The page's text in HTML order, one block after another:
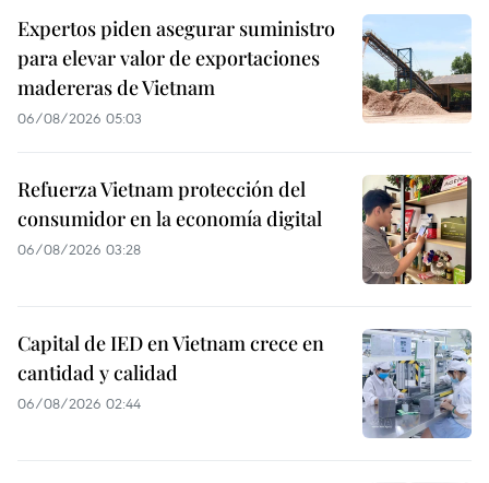
Expertos piden asegurar suministro
para elevar valor de exportaciones
madereras de Vietnam
06/08/2026 05:03
Refuerza Vietnam protección del
consumidor en la economía digital
06/08/2026 03:28
Capital de IED en Vietnam crece en
cantidad y calidad
06/08/2026 02:44